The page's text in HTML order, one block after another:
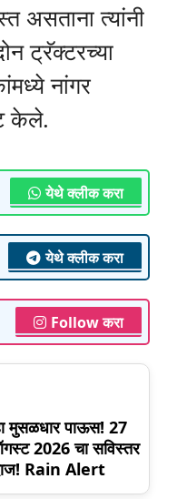
असताना त्यांनी
ट्रॅक्टरच्या
नांगर
केले.
येथे क्लीक करा
येथे क्लीक करा
Follow करा
मुसळधार पाऊस! 27
2026 चा सविस्तर
Rain Alert